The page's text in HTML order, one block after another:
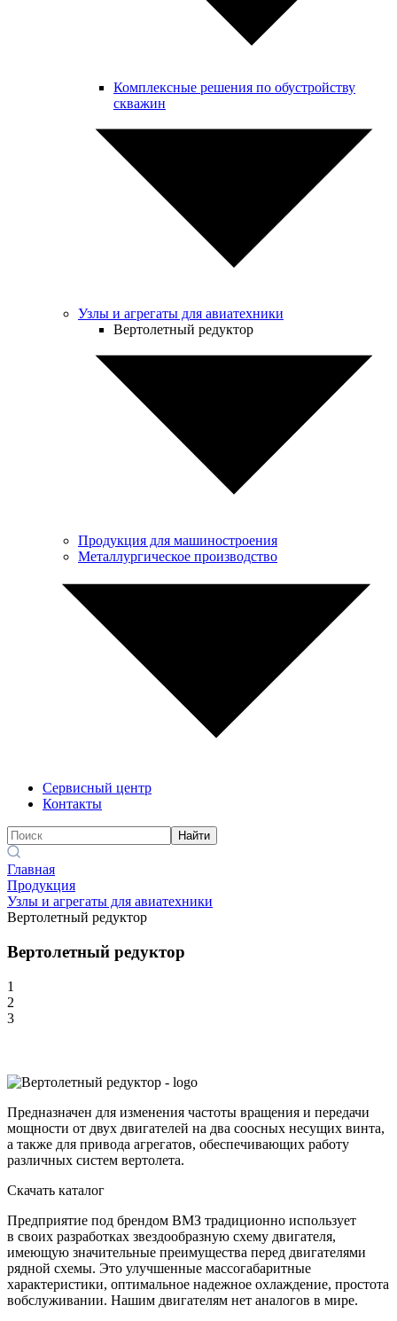
Комплексные решения по обустройству
скважин
Узлы и агрегаты для авиатехники
Вертолетный редуктор
Продукция для машиностроения
Металлургическое производство
Сервисный центр
Контакты
Найти
Главная
Продукция
Узлы и агрегаты для авиатехники
Вертолетный редуктор
Вертолетный редуктор
1
2
3
Предназначен для изменения частоты вращения и передачи
мощности от двух двигателей на два соосных несущих винта,
а также для привода агрегатов, обеспечивающих работу
различных систем вертолета.
Скачать каталог
Предприятие под брендом ВМЗ традиционно использует
в своих разработках звездообразную схему двигателя,
имеющую значительные преимущества перед двигателями
рядной схемы. Это улучшенные массогабаритные
характеристики, оптимальное надежное охлаждение, простота
вобслуживании. Нашим двигателям нет аналогов в мире.